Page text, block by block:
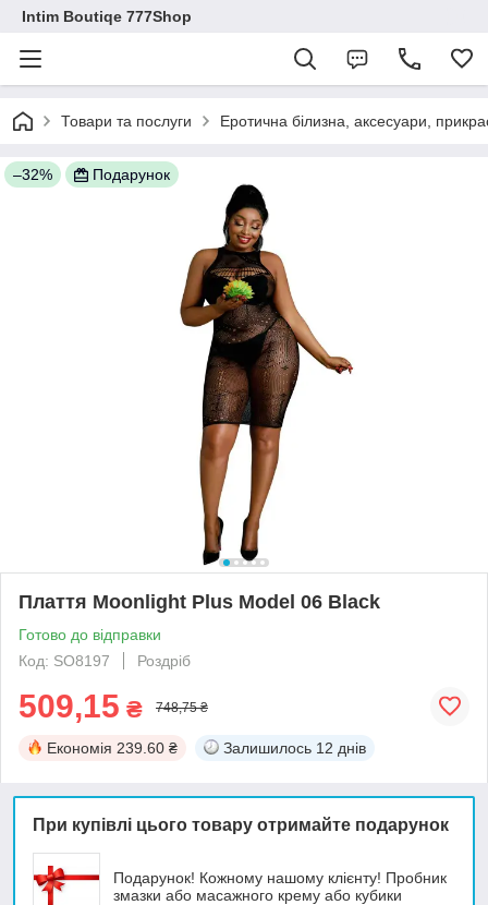
Intim Boutiqe 777Shop
Товари та послуги Еротична білизна, аксесуари,
–32% Подарунок
Плаття Moonlight Plus Model 06 Black
Готово до відправки
Код: SO8197
Роздріб
509,15 ₴ 748,75 ₴
Економія 239.60 ₴ Залишилось 12 днів
При купівлі цього товару отримайте подарунок
Подарунок! Кожному нашому клієнту! Пробник
змазки або масажного крему або кубики